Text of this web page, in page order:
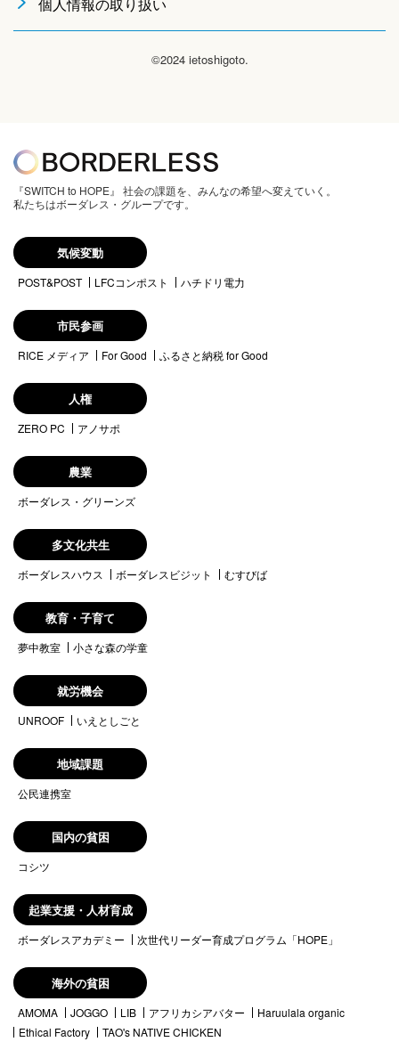
©2024 ietoshigoto.
『SWITCH to HOPE』 社会の課題を、みんなの希望へ変えていく。
私たちはボーダレス・グループです。
気候変動
POST&POST LFCコンポスト ハチドリ電力
市民参画
RICE メディア For Good ふるさと納税 for Good
人権
ZERO PC アノサポ
農業
ボーダレス・グリーンズ
多文化共生
ボーダレスハウス ボーダレスビジット むすびば
教育・子育て
夢中教室 小さな森の学童
就労機会
UNROOF いえとしごと
地域課題
公民連携室
国内の貧困
コシツ
起業支援・人材育成
ボーダレスアカデミー 次世代リーダー育成プログラム「HOPE」
海外の貧困
AMOMA JOGGO LIB アフリカシアバター
Haruulala organic
Ethical Factory
TAO's NATIVE CHICKEN